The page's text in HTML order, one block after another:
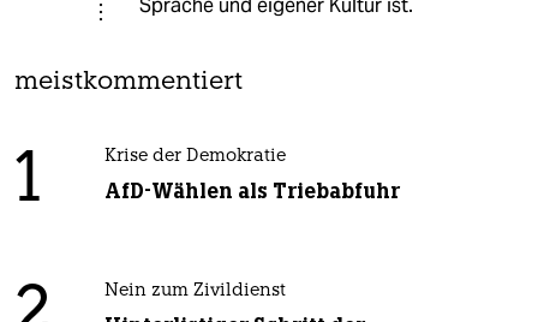
Sprache und eigener Kultur ist.
meistkommentiert
1 Krise der Demokratie
AfD-Wählen als Triebabfuhr
Nein zum Zivildienst